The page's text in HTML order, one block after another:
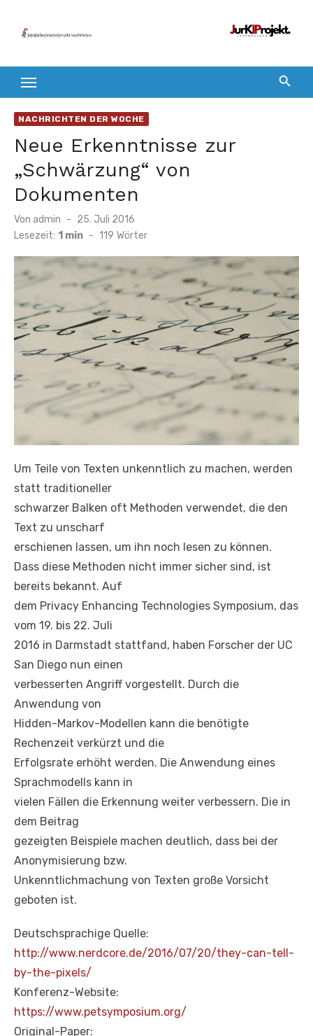
Inhalt
NACHRICHTEN DER WOCHE
Neue Erkenntnisse zur
„Schwärzung“ von
Dokumenten
Von admin
Veröffentlicht
am
25. Juli 2016
Lesezeit: 1 min - 119 Wörter
Um Teile von Texten unkenntlich zu machen, werden
statt traditioneller
schwarzer Balken oft Methoden verwendet, die den
Text zu unscharf
erschienen lassen, um ihn noch lesen zu können.
Dass diese Methoden nicht immer sicher sind, ist
bereits bekannt. Auf
dem Privacy Enhancing Technologies Symposium, das
vom 19. bis 22. Juli
2016 in Darmstadt stattfand, haben Forscher der UC
San Diego nun einen
verbesserten Angriff vorgestellt. Durch die
Anwendung von
Hidden-Markov-Modellen kann die benötigte
Rechenzeit verkürzt und die
Erfolgsrate erhöht werden. Die Anwendung eines
Sprachmodells kann in
vielen Fällen die Erkennung weiter verbessern. Die in
dem Beitrag
gezeigten Beispiele machen deutlich, dass bei der
Anonymisierung bzw.
Unkenntlichmachung von Texten große Vorsicht
geboten ist.
Deutschsprachige Quelle:
http://www.nerdcore.de/2016/07/20/they-can-tell-
by-the-pixels/
Konferenz-Website:
https://www.petsymposium.org/
Original-Paper: